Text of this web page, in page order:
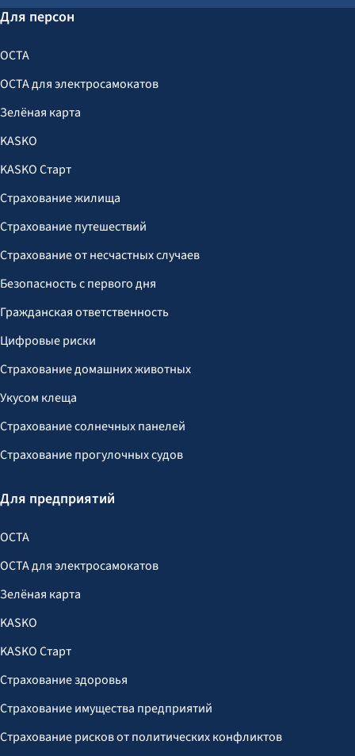
Для персон
OCTA
OCTA для электросамокатов
Зелёная карта
KASKO
KASKO Старт
Страхование жилища
Страхование путешествий
Страхование от несчастных случаев
Безопасность с первого дня
Гражданская ответственность
Цифровые риски
Страхование домашних животных
Укусом клеща
Страхование солнечных панелей
Страхование прогулочных судов
Для предприятий
OCTA
OCTA для электросамокатов
Зелёная карта
KASKO
KASKO Старт
Страхование здоровья
Страхование имущества предприятий
Страхование рисков от политических конфликтов